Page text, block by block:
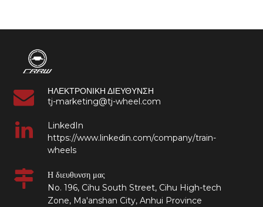
ΗΛΕΚΤΡΟΝΙΚΗ ΔΙΕΥΘΥΝΣΗ
tj-marketing@tj-wheel.com
LinkedIn
https://www.linkedin.com/company/train-
wheels
Η διευθυνση μας
No. 196, Cihu South Street, Cihu High-tech
Zone, Ma'anshan City, Anhui Province